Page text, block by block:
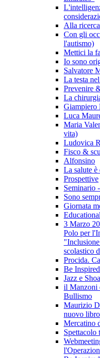
Alla
Con gli
l'autismo)
Mettici la
Io sono
Salvatore
La testa
Prevenire
La
Giampiero
Luca
Maria
vita)
Ludovica
Fisco &
Alfonsino
La salute è
Prospettive
Seminario
Sono
Giornata
3 Marzo
Polo per
scolastico
Procida.
Be
Jazz e
il Manzoni
Bullismo
Maurizio
nuovo
Mercatino
Spettacolo